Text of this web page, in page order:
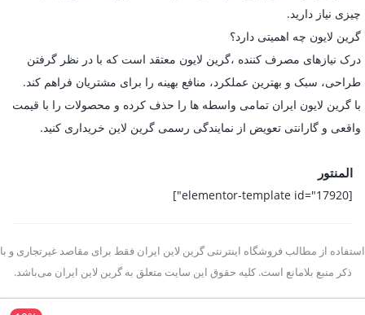
چیزی نیاز دارید.
گرین لایون چه اهمیتی دارد؟
درک نیازهای مصرف کننده ،گرین لایون معتقد است که با در نظر گرفتن
طراحی، سبک و بهترین عملکرد، منافع بهینه را برای مشتریان فراهم کند.
با گرین لایون ایران تمامی واسطه ها را حذف کرده و محصولات را با قیمت
واقعی و گارانتی تعویض از نمایندگی رسمی گرین لاین خریداری کنید.
المنتور
[elementor-template id="17920"]
استفاده از مطالب فروشگاه اینترنتی گرین لاین ایران فقط برای مقاصد غیرتجاری و با
ذکر منبع بلامانع است. کلیه حقوق این سایت متعلق به گرین لاین ایران می‌باشد.